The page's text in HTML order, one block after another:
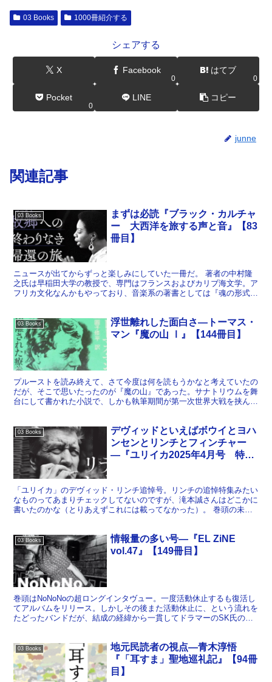
03 Books 1000冊紹介する
シェアする
X Facebook
0
はてブ
0
Pocket
0
LINE コピー
junne
関連記事
03 Books
まずは必読『ブラック・カルチャ
ー 大西洋を旅する声と音』【83
冊目】
ニュースが出てからずっと楽しみにしていた一冊だ。 著者の中村隆
之氏は早稲田大学の教授で、専門はフランスおよびカリブ海文学。ア
フリカ文化なんかもやっており、音楽系の著書としては『魂の形式
03 Books
浮世離れした面白さ―トーマス・
マン『魔の山 Ⅰ』【144冊目】
プルーストを読み終えて、さて今度は何を読もうかなと考えていたの
だが、そこで思いたったのが『魔の山』であった。サナトリウムを舞
台にして書かれた小説で、しかも執筆期間が第一次世界大戦を挟んだ
03 Books
デヴィッドといえばボウイとヨハ
ンセンとリンチとフィンチャー
―『ユリイカ2025年4月号 特集
「ユリイカ」のデヴィッド・リンチ追悼号。リンチの追悼特集みたい
なものってあまりチェックしてないのですが、滝本誠さんはどこかに
書いたのかな（とりあえずこれには載ってなかった）。 巻頭の未邦
03 Books
情報量の多い号―『EL ZiNE
vol.47』【149冊目】
巻頭はNoNoNoの超ロングインタヴュー。一度活動休止するも復活し
てアルバムをリリース。しかしその後また活動休止に、という流れを
たどったバンドだが、結成の経緯から一貫してドラマーのSK氏の熱
03 Books
地元民読者の視点―青木淳悟
『「耳すま」聖地巡礼記』【94冊
目】